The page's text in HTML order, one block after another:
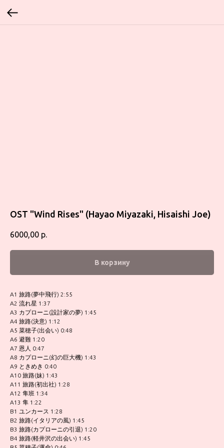
OST "Wind Rises" (Hayao Miyazaki, Hisaishi Joe)
6000,00 р.
В корзину
A1 旅路(夢中飛行) 2:55
A2 流れ星 1:37
A3 カプローニ(設計家の夢) 1:45
A4 旅路(決意) 1:12
A5 菜穂子(出会い) 0:48
A6 避難 1:20
A7 恩人 0:47
A8 カプローニ(幻の巨大機) 1:43
A9 ときめき 0:40
A10 旅路(妹) 1:43
A11 旅路(初出社) 1:28
A12 隼班 1:34
A13 隼 1:22
B1 ユンカース 1:28
B2 旅路(イタリアの風) 1:45
B3 旅路(カプローニの引退) 1:20
B4 旅路(軽井沢の出会い) 1:45